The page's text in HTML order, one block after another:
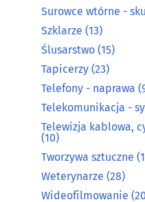
Surowce wtórne -
Szklarze (13)
Ślusarstwo (15)
Tapicerzy (23)
Telefony - naprawa
Telekomunikacja -
Telewizja kablowa,
(10)
Tworzywa sztuczne
Weterynarze (28)
Wideofilmowanie